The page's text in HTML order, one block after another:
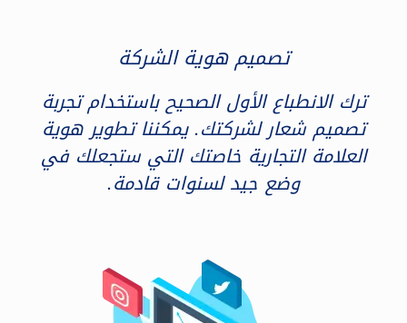
تصميم هوية الشركة
ترك الانطباع الأول الصحيح باستخدام تجربة
تصميم شعار لشركتك. يمكننا تطوير هوية
العلامة التجارية خاصتك التي ستجعلك في
وضع جيد لسنوات قادمة.